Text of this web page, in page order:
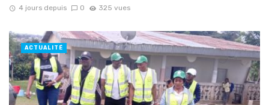
4 jours depuis 0 325 vues
ACTUALITÉ